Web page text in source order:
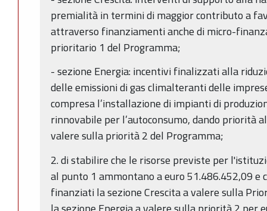
premialità in termini di maggior contributo a
attraverso finanziamenti anche di micro-
prioritario 1 del Programma;
- sezione Energia: incentivi finalizzati alla
delle emissioni di gas climalteranti delle
compresa l’installazione di impianti di
rinnovabile per l’autoconsumo, dando priorità
valere sulla priorità 2 del Programma;
2. di stabilire che le risorse previste per
al punto 1 ammontano a euro 51.486.452,09 e
finanziati la sezione Crescita a valere sulla